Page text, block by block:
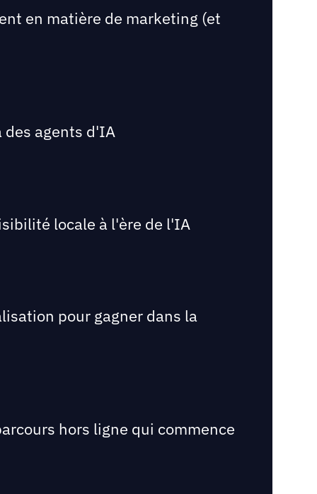
en matière de marketing (et
agents d'IA
locale à l'ère de l'IA
pour gagner dans la
hors ligne qui commence